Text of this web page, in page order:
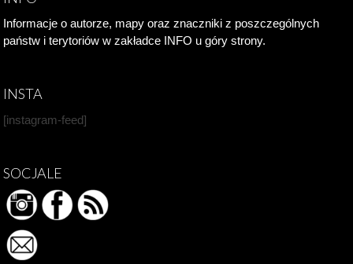
Informacje o autorze, mapy oraz znaczniki z poszczególnych
państw i terytoriów w zakładce INFO u góry strony.
INSTA
[instagram-feed]
SOCJALE